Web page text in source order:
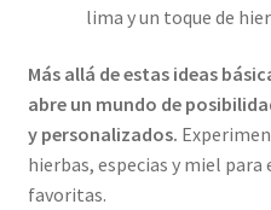
lima y un toque de
Más allá de estas ideas
abre un mundo de
y personalizados.
hierbas, especias y miel
favoritas.